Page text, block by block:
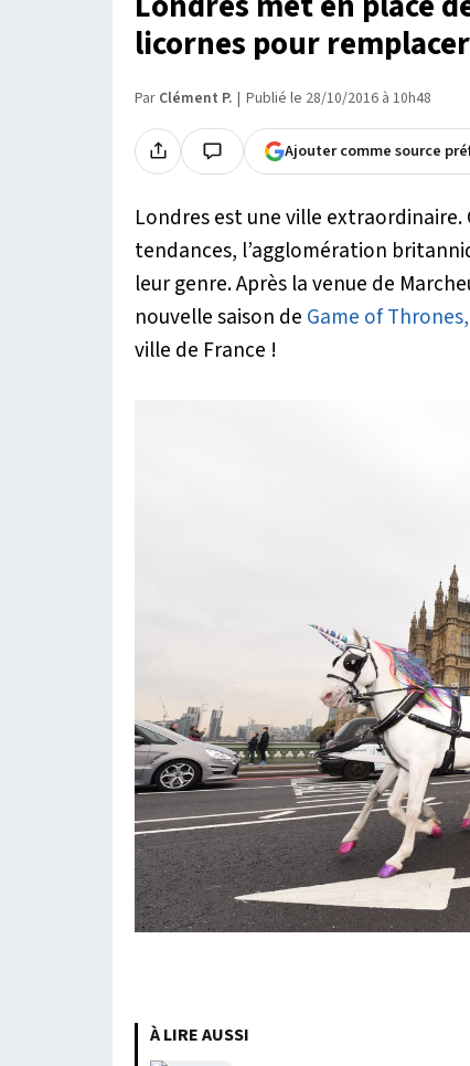
licornes pour
Par Clément P. Publié le 28/10/2016 à 10h48
Ajouter comme source
Londres est une ville
tendances, l’agglomération
leur genre. Après la venue de
nouvelle saison de Game of Thrones,
ville de France !
À LIRE AUSSI